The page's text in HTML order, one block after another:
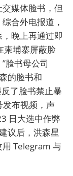
媒体脸书，但
合外电报道，
晚上再通过即
柬埔寨屏蔽脸
脸书母公司
的脸书和
了脸书禁止暴
发布视频，声
日大选中作弊
议后，洪森星
Telegram 与